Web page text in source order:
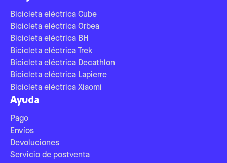
Bicicleta eléctrica Cube
Bicicleta eléctrica Orbea
Bicicleta eléctrica BH
Bicicleta eléctrica Trek
Bicicleta eléctrica Decathlon
Bicicleta eléctrica Lapierre
Bicicleta eléctrica Xiaomi
Ayuda
Pago
Envíos
Devoluciones
Servicio de postventa